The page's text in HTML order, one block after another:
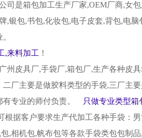
是箱包加工生产厂家,OEM厂商,女
,银包,书包,化妆包,电子皮套,背包,电
,来料加工 ！
皮具厂,手袋厂,箱包厂,生产各种皮
厂主要是做胶料类型的手袋,三厂主
专业的师付负责。
只做专业类型箱
根据客户要求生产代加工各种手袋：
,相机包,帆布包等各款手袋类包包制